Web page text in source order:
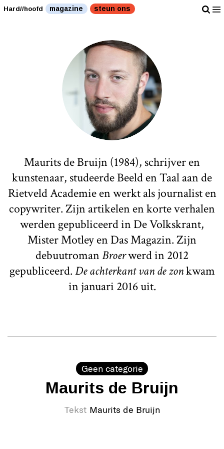
Hard//hoofd magazine steun ons
Maurits de Bruijn (1984), schrijver en
kunstenaar, studeerde Beeld en Taal aan de
Rietveld Academie en werkt als journalist en
copywriter. Zijn artikelen en korte verhalen
werden gepubliceerd in De Volkskrant,
Mister Motley en Das Magazin. Zijn
debuutromanBroerwerd in 2012
gepubliceerd.De achterkant van de zonkwam
in januari 2016 uit.
Geen categorie
Maurits de Bruijn
Tekst Maurits de Bruijn